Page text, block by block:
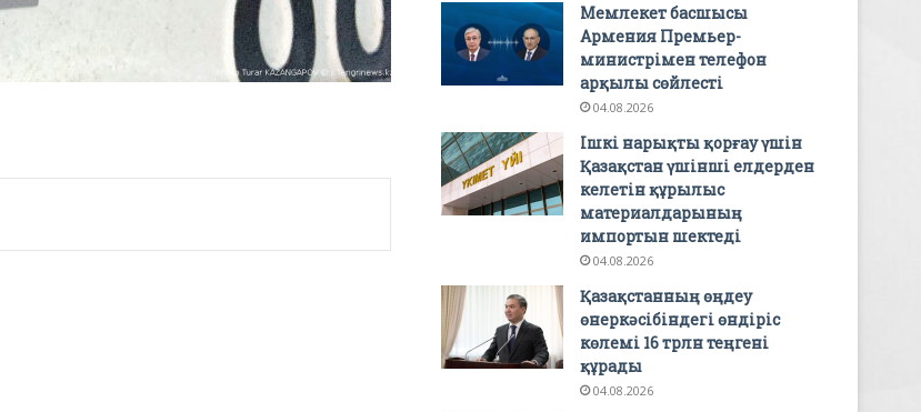
Мемлекет басшысы
Армения Премьер-
министрімен телефон
арқылы сөйлесті
04.08.2026
Ішкі нарықты қорғау үшін
Қазақстан үшінші елдерден
келетін құрылыс
материалдарының
импортын шектеді
04.08.2026
Қазақстанның өңдеу
өнеркәсібіндегі өндіріс
көлемі 16 трлн теңгені
құрады
04.08.2026